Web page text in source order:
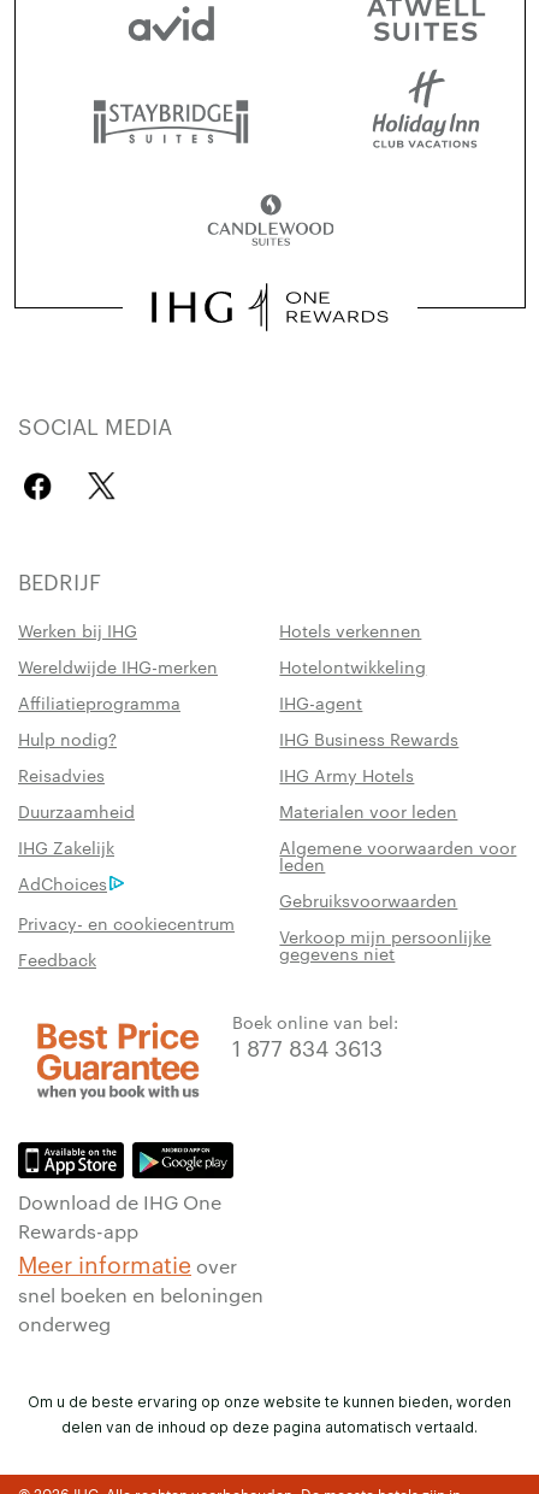
SOCIAL MEDIA
BEDRIJF
Werken bij IHG
Hotels verkennen
Wereldwijde IHG-merken
Hotelontwikkeling
Affiliatieprogramma
IHG-agent
Hulp nodig?
IHG Business Rewards
Reisadvies
IHG Army Hotels
Duurzaamheid
Materialen voor leden
IHG Zakelijk
Algemene voorwaarden voor
leden
AdChoices
Gebruiksvoorwaarden
Privacy- en cookiecentrum
Verkoop mijn persoonlijke
gegevens niet
Feedback
Boek online van bel:
1 877 834 3613
Download de IHG One
Rewards-app
Meer informatie over
snel boeken en beloningen
onderweg
Om u de beste ervaring op onze website te kunnen bieden, worden
delen van de inhoud op deze pagina automatisch vertaald.